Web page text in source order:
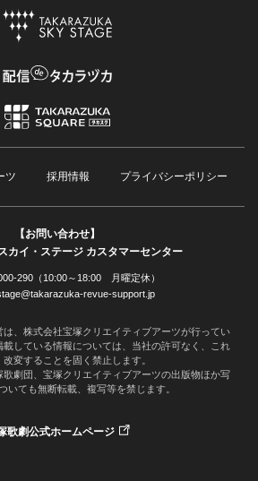
ツ 採用情報 プライバシーポリシー
【お問い合わせ】
カイ・ステージ カスタマーセンター
290（10:00～18:00 月曜定休）
revue-support.jp
、株式会社宝塚クリエイティブアーツが行ってい
載している情報については、当社の許可なく、これ
改変することを固く禁止します。
歌劇団、宝塚クリエイティブアーツの出版物ほか写
いても無断転載、複写等を禁じます。
歌劇公式ホームページ